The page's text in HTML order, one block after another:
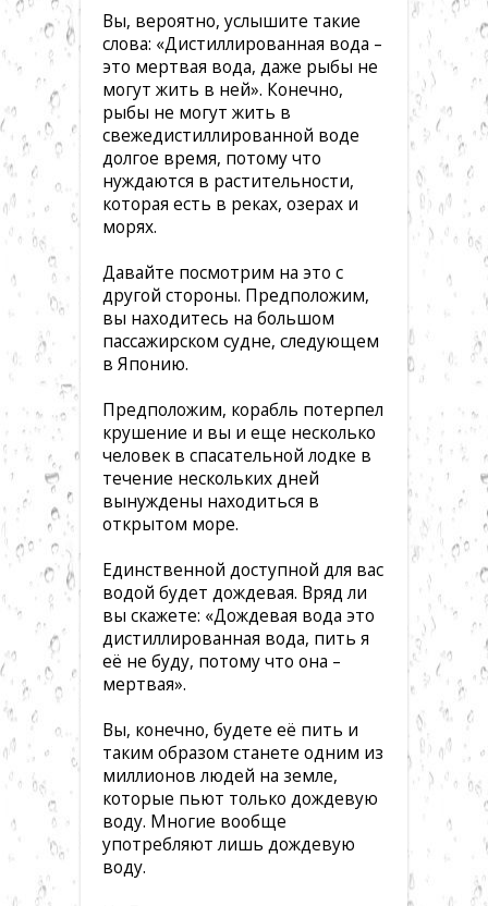
Вы, вероятно, услышите такие
слова: «Дистиллированная вода –
это мертвая вода, даже рыбы не
могут жить в ней». Конечно,
рыбы не могут жить в
свежедистиллированной воде
долгое время, потому что
нуждаются в растительности,
которая есть в реках, озерах и
морях.
Давайте посмотрим на это с
другой стороны. Предположим,
вы находитесь на большом
пассажирском судне, следующем
в Японию.
Предположим, корабль потерпел
крушение и вы и еще несколько
человек в спасательной лодке в
течение нескольких дней
вынуждены находиться в
открытом море.
Единственной доступной для вас
водой будет дождевая. Вряд ли
вы скажете: «Дождевая вода это
дистиллированная вода, пить я
её не буду, потому что она –
мертвая».
Вы, конечно, будете её пить и
таким образом станете одним из
миллионов людей на земле,
которые пьют только дождевую
воду. Многие вообще
употребляют лишь дождевую
воду.